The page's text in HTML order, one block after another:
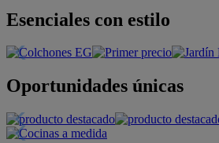
Esenciales con estilo
Oportunidades únicas